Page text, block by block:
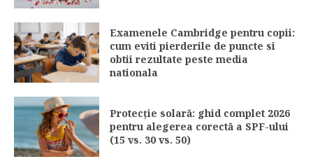
Examenele Cambridge pentru copii:
cum eviti pierderile de puncte si
obtii rezultate peste media
nationala
Protecție solară: ghid complet 2026
pentru alegerea corectă a SPF-ului
(15 vs. 30 vs. 50)